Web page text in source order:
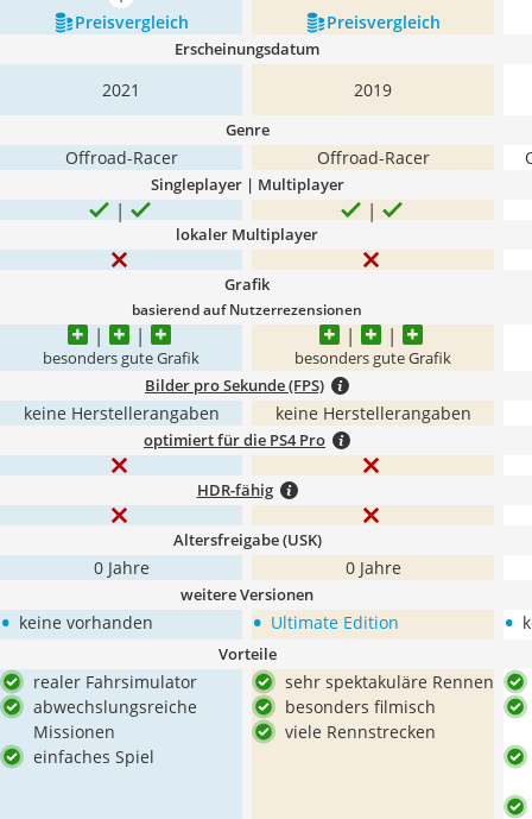
Preis­vergleich
Preis­vergleich
Erscheinungsdatum
2021 2019
Genre
Offroad-Racer Offroad-Racer
Singleplayer | Multiplayer
lokaler Multiplayer
Grafik
basierend auf Nutzerrezensionen
besonders gute Grafik besonders gute Grafik
Bilder pro Sekunde (FPS)
keine Herstellerangaben keine Herstellerangaben
optimiert für die PS4 Pro
HDR-fähig
Altersfreigabe (USK)
0 Jahre 0 Jahre
weitere Versionen
• keine vorhanden • Ultimate Edition •
Vorteile
realer Fahrsimulator
abwechslungsreiche
Missionen
einfaches Spiel
sehr spektakuläre Rennen
besonders filmisch
viele Rennstrecken